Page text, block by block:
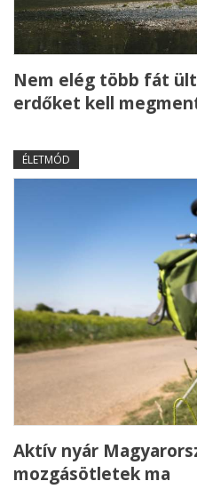
Nem elég több fát
erdőket kell
ÉLETMÓD
Aktív nyár
mozgásötletek ma